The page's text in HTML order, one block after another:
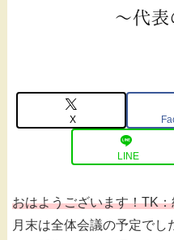
X
LINE
おはようございます！TK
月末は全体会議の予定で